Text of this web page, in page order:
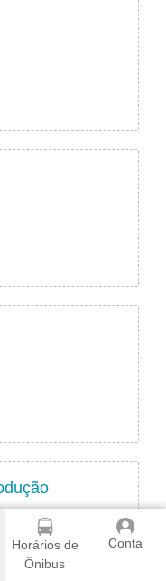
Horários de
Ônibus
Conta